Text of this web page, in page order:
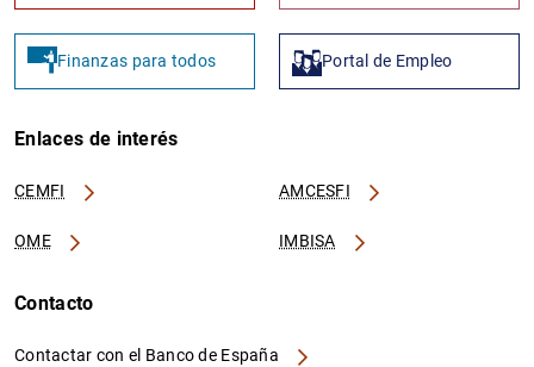
Finanzas para todos Portal de Empleo
Enlaces de interés
CEMFI AMCESFI
OME IMBISA
Contacto
Contactar con el Banco de España